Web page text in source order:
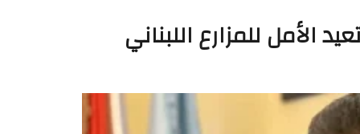
الأمل للمزارع اللبناني